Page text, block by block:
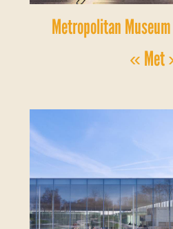
Metropolitan
« Met